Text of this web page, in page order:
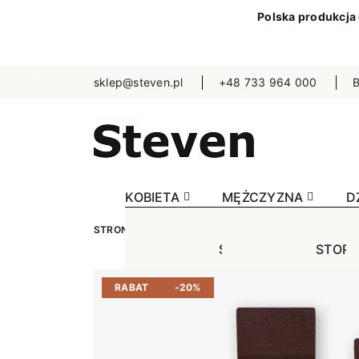
Polska produkcja
sklep@steven.pl +48 733 964 000
KOBIETA
STOPKI
Wzorowane
Bezuciskowe
MĘŻCZYZNA
STOPKI
STRONA GŁÓWNA
RABAT -20%